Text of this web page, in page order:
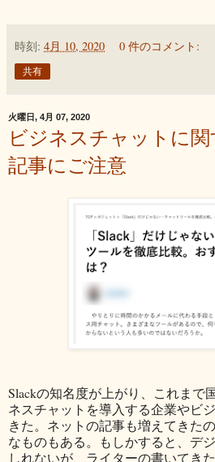
時刻: 4月 10, 2020 0 件のコメント:
共有
火曜日, 4月 07, 2020
ビジネスチャットに
記事にご注意
Slackの知名度が上がり、これまで
ネスチャットを導入する企業やビ
きた。ネットの記事も増えてきた
なものもある。もしかすると、デ
しれないが、ライターの書いてき